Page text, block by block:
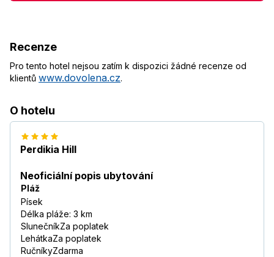
Recenze
Pro tento hotel nejsou zatím k dispozici žádné recenze od
klientů www.dovolena.cz.
O hotelu
Perdikia Hill
Neoficiální popis ubytování
Pláž
Písek
Délka pláže: 3 km
SlunečníkZa poplatek
LehátkaZa poplatek
RučníkyZdarma